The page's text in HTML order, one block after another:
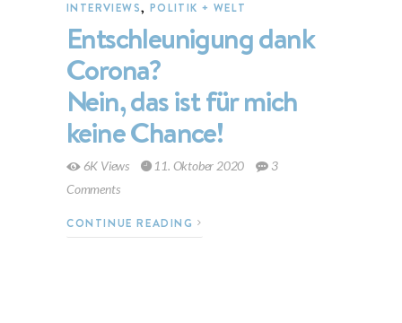
INTERVIEWS, POLITIK + WELT
Entschleunigung dank
Corona?
Nein, das ist für mich
keine Chance!
6K Views 11. Oktober 2020
3
Comments
CONTINUE READING